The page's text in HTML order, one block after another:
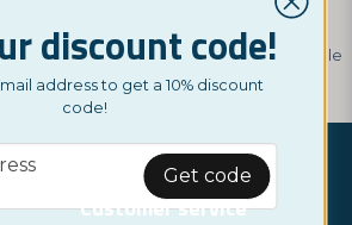
Universalschlichtungsstelle:
verpflichtet, an
vor einer Verbraucherschlichtungsstelle
discount code!
address to get a 10% discount
code!
Get code
Customer service